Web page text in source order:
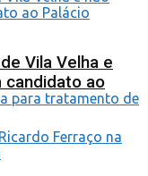
Vila Velha e
candidato ao